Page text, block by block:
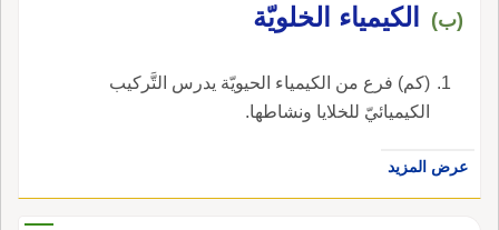
(ب) الكيمياء الخلويّة
(كم) فرع من الكيمياء الحيويّة يدرس التَّركيب
الكيميائيّ للخلايا ونشاطها.
عرض المزيد